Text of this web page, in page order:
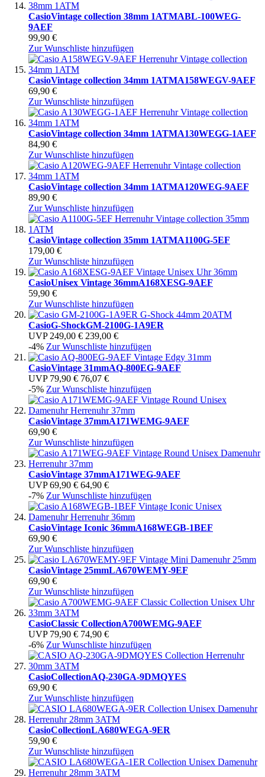
CasioVintage collection 38mm 1ATMABL-100WEG-
9AEF
99,90 €
Zur Wunschliste hinzufügen
CasioVintage collection 34mm 1ATMA158WEGV-9AEF
69,90 €
Zur Wunschliste hinzufügen
CasioVintage collection 34mm 1ATMA130WEGG-1AEF
84,90 €
Zur Wunschliste hinzufügen
CasioVintage collection 34mm 1ATMA120WEG-9AEF
89,90 €
Zur Wunschliste hinzufügen
CasioVintage collection 35mm 1ATMA1100G-5EF
179,00 €
Zur Wunschliste hinzufügen
CasioUnisex Vintage 36mmA168XESG-9AEF
59,90 €
Zur Wunschliste hinzufügen
CasioG-ShockGM-2100G-1A9ER
UVP 249,00 € 239,00 €
-4% Zur Wunschliste hinzufügen
CasioVintage 31mmAQ-800EG-9AEF
UVP 79,90 € 76,07 €
-5% Zur Wunschliste hinzufügen
CasioVintage 37mmA171WEMG-9AEF
69,90 €
Zur Wunschliste hinzufügen
CasioVintage 37mmA171WEG-9AEF
UVP 69,90 € 64,90 €
-7% Zur Wunschliste hinzufügen
CasioVintage Iconic 36mmA168WEGB-1BEF
69,90 €
Zur Wunschliste hinzufügen
CasioVintage 25mmLA670WEMY-9EF
69,90 €
Zur Wunschliste hinzufügen
CasioClassic CollectionA700WEMG-9AEF
UVP 79,90 € 74,90 €
-6% Zur Wunschliste hinzufügen
CasioCollectionAQ-230GA-9DMQYES
69,90 €
Zur Wunschliste hinzufügen
CasioCollectionLA680WEGA-9ER
59,90 €
Zur Wunschliste hinzufügen